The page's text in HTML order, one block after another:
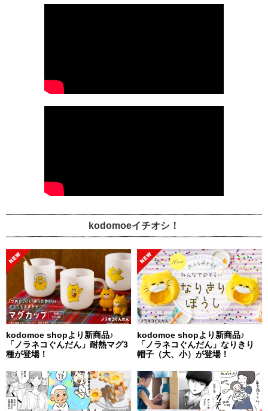
kodomoeイチオシ！
kodomoe shopより新商品♪
「ノラネコぐんだん」耐熱マグ3
種が登場！
kodomoe shopより新商品♪
「ノラネコぐんだん」なりきり
帽子（大、小）が登場！